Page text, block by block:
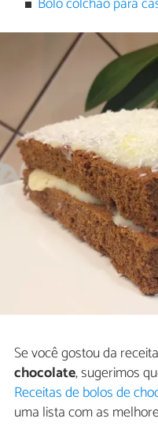
Se você gostou da
chocolate, sugerimos
Receitas de bolos de
uma lista com as